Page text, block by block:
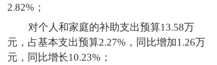
2.82% ；
对个人和家庭的补助支出预算13.58万
元，占基本支出预算2.27% ，同比增加1.26万
元，同比增长10.23% ；